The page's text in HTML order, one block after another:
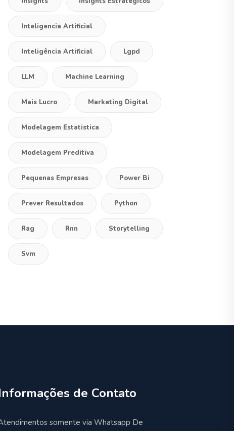
Inteligencia Artificial
Inteligência Artificial Lgpd
LLM Machine Learning
Mais Lucro Marketing Digital
Modelagem Estatistica
Modelagem Preditiva
Pequenas Empresas Power Bi
Prever Resultados Python
Rag Rnn Storytelling
Svm
de Contato
somente via Whatsapp De